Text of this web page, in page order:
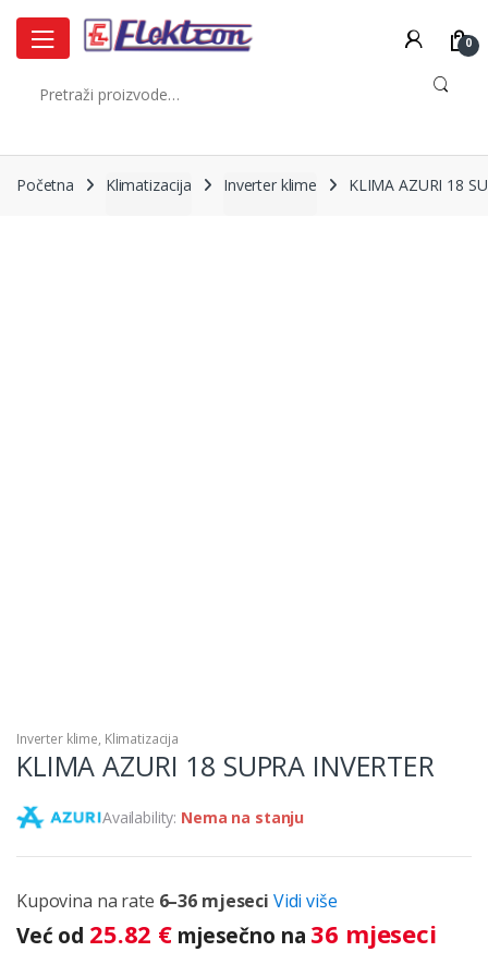
navigation
content
0
Početna Klimatizacija Inverter klime KLIMA AZURI 18
Inverter klime, Klimatizacija
KLIMA AZURI 18 SUPRA INVERTER
Availability: Nema na stanju
Kupovina na rate 6–36 mjeseci Vidi više
Već od 25.82 € mjesečno na 36 mjeseci